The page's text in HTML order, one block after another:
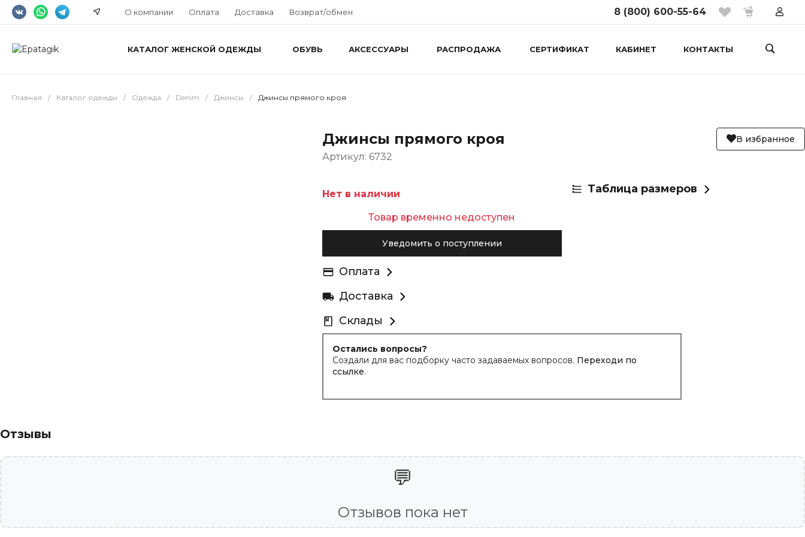
О компании Оплата Доставка Возврат/обмен 8 (800) 600-55-64
КАТАЛОГ ЖЕНСКОЙ ОДЕЖДЫ ОБУВЬ АКСЕССУАРЫ РАСПРОДАЖА СЕРТИФИКАТ КАБИНЕТ КОНТАКТЫ
Главная / Каталог одежды / Одежда / Denim / Джинсы / Джинсы прямого кроя
Джинсы прямого кроя В избранное
Артикул: 6732
Нет в наличии
Товар временно недоступен
Уведомить о поступлении
Таблица размеров
Оплата
Доставка
Склады
Остались вопросы?
Создали для вас подборку часто задаваемых вопросов. Переходи по
ссылке.
Отзывы
💬
Отзывов пока нет